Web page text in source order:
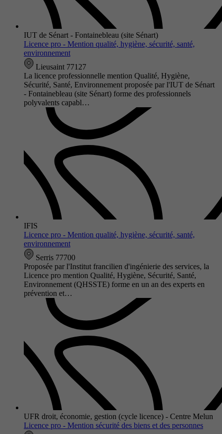
IUT de Sénart - Fontainebleau (site Sénart)
Licence pro - Mention qualité, hygiène, sécurité, santé,
environnement
Lieusaint 77127
La licence professionnelle mention Qualité, Hygiène,
Sécurité, Santé, Environnement proposée par l'IUT de Sénart
- Fontainebleau (site Sénart) forme des professionnels
polyvalents capabl…
IFIS
Licence pro - Mention qualité, hygiène, sécurité, santé,
environnement
Serris 77700
Proposée par l'Institut francilien d'ingénierie des services, la
Licence pro mention Qualité, Hygiène, Sécurité, Santé,
Environnement (QHSSTE) forme en un an des experts en
prévention et…
UFR droit, économie, gestion (cycle licence) - Centre Melun
Licence pro - Mention sécurité des biens et des personnes